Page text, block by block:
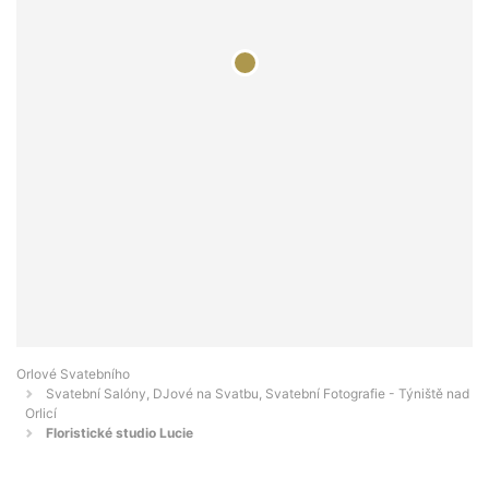
Orlové Svatebního
Svatební Salóny, DJové na Svatbu, Svatební Fotografie - Týniště nad
Orlicí
Floristické studio Lucie